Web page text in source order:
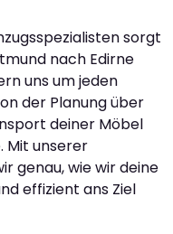
sorgt
nach Edirne
uns um jeden
der Planung über
deiner Möbel
Mit unserer
genau, wie wir deine
effizient ans Ziel